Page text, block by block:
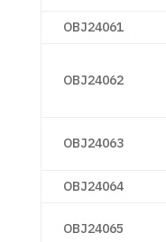
OBJ24061
OBJ24062
OBJ24063
OBJ24064
OBJ24065